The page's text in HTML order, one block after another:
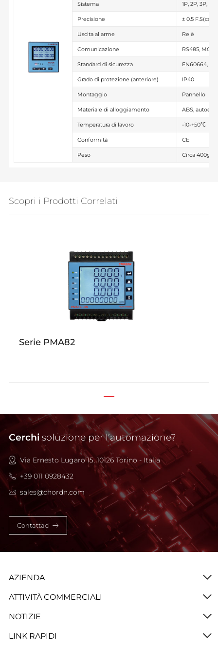
Sistema 1P, 2P, 3P,
Precisione ± 0.5
Uscita allarme Relè
Comunicazione RS485,
Standard di sicurezza EN60664,
Grado di protezione (anteriore) IP40
Montaggio Pannello
Materiale di alloggiamento ABS,
Temperatura di lavoro -10-+50℃
Conformità CE
Peso Circa 400g
Scopri i Prodotti Correlati
Serie PMA82
Cerchisoluzione per l’automazione?
Via Ernesto Lugaro 15, 10126 Torino - Italia
+39 011 0928432
sales@chordn.com
Contattaci
AZIENDA
ATTIVITÀ COMMERCIALI
NOTIZIE
LINK RAPIDI